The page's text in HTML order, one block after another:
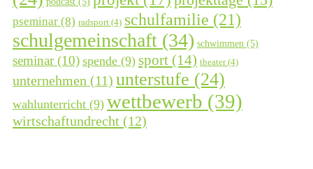
pseminar (8) radsport (4) schulfamilie (21)
schulgemeinschaft (34) schwimmen (5)
seminar(10) spende (9) sport (14) theater(4)
unternehmen (11) unterstufe (24)
wahlunterricht (9) wettbewerb (39)
wirtschaftundrecht (12)